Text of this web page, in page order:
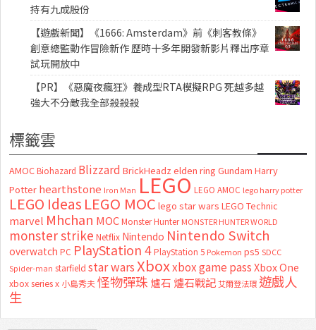
持有九成股份
【遊戲新聞】《1666: Amsterdam》前《刺客教條》
創意總監動作冒險新作 歷時十多年開發新影片釋出序章
試玩開放中
【PR】《惡魔夜瘋狂》養成型RTA模擬RPG 死越多越
強大不分敵我全部殺殺殺
標籤雲
AMOC Biohazard Blizzard BrickHeadz elden ring Gundam Harry
Potter hearthstone Iron Man LEGO LEGO AMOC lego harry potter
LEGO Ideas LEGO MOC lego star wars LEGO Technic
marvel Mhchan MOC Monster Hunter MONSTER HUNTER WORLD
monster strike Netflix Nintendo Nintendo Switch
overwatch PC PlayStation 4 PlayStation 5 Pokemon ps5 SDCC
Spider-man starfield star warsXboxxbox game passXbox One
xbox series x 小島秀夫怪物彈珠 爐石 爐石戰記艾爾登法環 遊戲人
生